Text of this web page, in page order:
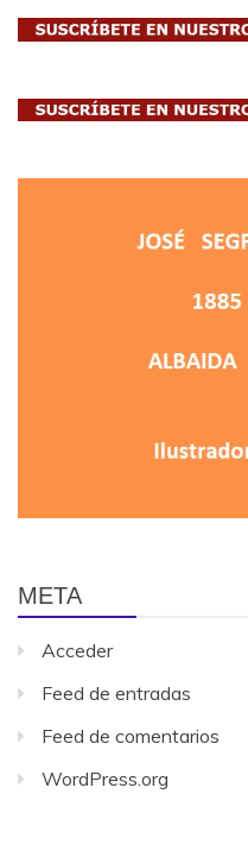
META
Acceder
Feed de entradas
Feed de comentarios
WordPress.org